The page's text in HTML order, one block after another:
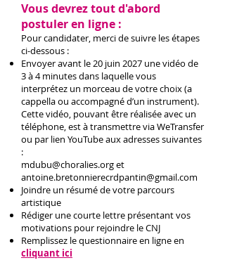
Vous devrez tout d'abord
postuler en ligne :
Pour candidater, merci de suivre les étapes
ci-dessous :
Envoyer avant le 20 juin 2027 une vidéo de
3 à 4 minutes dans laquelle vous
interprétez un morceau de votre choix (a
cappella ou accompagné d’un instrument).
Cette vidéo, pouvant être réalisée avec un
téléphone, est à transmettre via WeTransfer
ou par lien YouTube aux adresses suivantes
:
mdubu@choralies.org et
antoine.bretonnierecrdpantin@gmail.com
Joindre un résumé de votre parcours
artistique
Rédiger une courte lettre présentant vos
motivations pour rejoindre le CNJ
Remplissez le questionnaire en ligne en
cliquant ici